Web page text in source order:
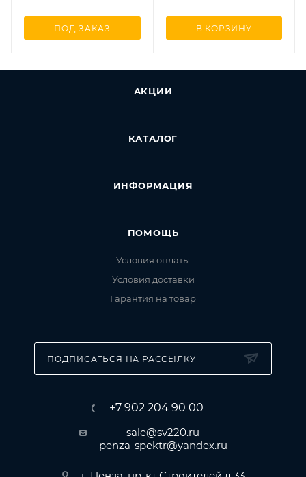
ПОД ЗАКАЗ В КОРЗИНУ
АКЦИИ
КАТАЛОГ
ИНФОРМАЦИЯ
ПОМОЩЬ
Условия оплаты
Условия доставки
Гарантия на товар
ПОДПИСАТЬСЯ НА РАССЫЛКУ
+7 902 204 90 00
sale@sv220.ru
penza-spektr@yandex.ru